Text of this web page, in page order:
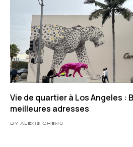
Vie de quartier à Los Angeles :
meilleures adresses
By Alexis Chenu